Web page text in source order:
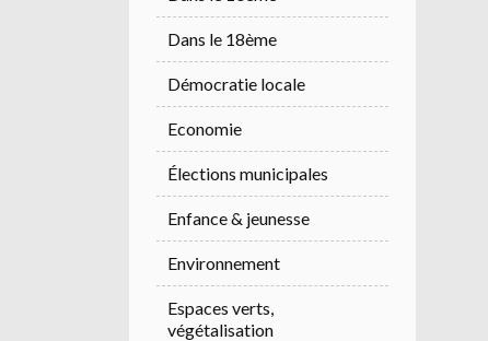
Dans le 18ème
Démocratie locale
Economie
Élections municipales
Enfance & jeunesse
Environnement
Espaces verts,
végétalisation